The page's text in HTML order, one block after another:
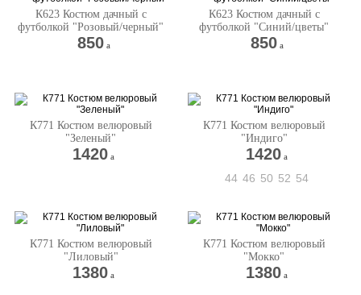
К623 Костюм дачный с
футболкой "Розовый/черный"
850 a
К623 Костюм дачный с
футболкой "Синий/цветы"
850 a
К771 Костюм велюровый
"Зеленый"
1420 a
К771 Костюм велюровый
"Индиго"
1420 a
44 46 50 52 54
К771 Костюм велюровый
"Лиловый"
1380 a
К771 Костюм велюровый
"Мокко"
1380 a